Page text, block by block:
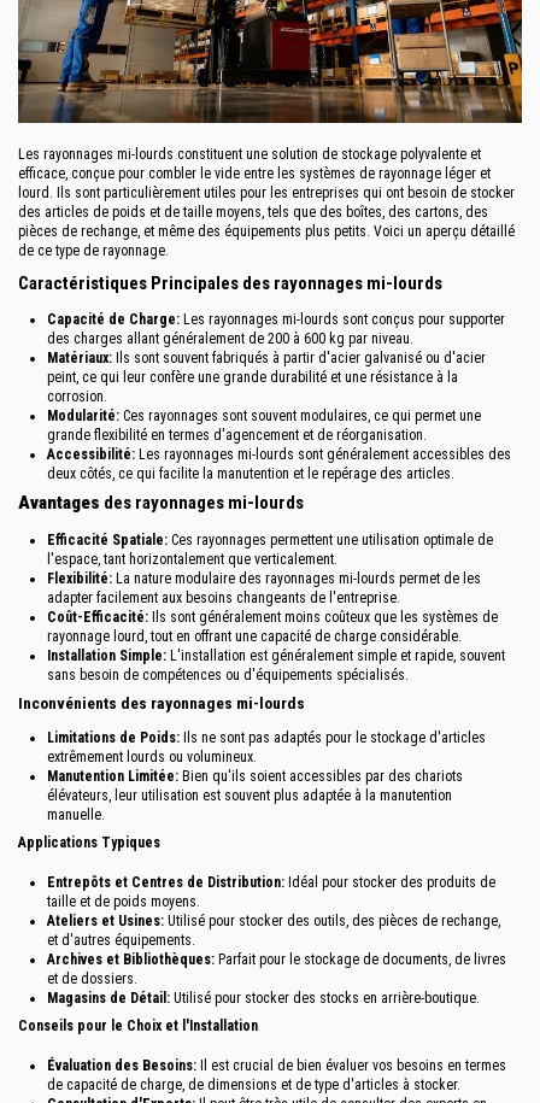
Les rayonnages mi-lourds constituent une solution de stockage polyvalente et
efficace, conçue pour combler le vide entre les systèmes de rayonnage léger et
lourd. Ils sont particulièrement utiles pour les entreprises qui ont besoin de stocker
des articles de poids et de taille moyens, tels que des boîtes, des cartons, des
pièces de rechange, et même des équipements plus petits. Voici un aperçu détaillé
de ce type de rayonnage.
Caractéristiques Principales des rayonnages mi-lourds
Capacité de Charge: Les rayonnages mi-lourds sont conçus pour supporter
des charges allant généralement de 200 à 600 kg par niveau.
Matériaux: Ils sont souvent fabriqués à partir d'acier galvanisé ou d'acier
peint, ce qui leur confère une grande durabilité et une résistance à la
corrosion.
Modularité: Ces rayonnages sont souvent modulaires, ce qui permet une
grande flexibilité en termes d'agencement et de réorganisation.
Accessibilité: Les rayonnages mi-lourds sont généralement accessibles des
deux côtés, ce qui facilite la manutention et le repérage des articles.
Avantages des rayonnages mi-lourds
Efficacité Spatiale: Ces rayonnages permettent une utilisation optimale de
l'espace, tant horizontalement que verticalement.
Flexibilité: La nature modulaire des rayonnages mi-lourds permet de les
adapter facilement aux besoins changeants de l'entreprise.
Coût-Efficacité: Ils sont généralement moins coûteux que les systèmes de
rayonnage lourd, tout en offrant une capacité de charge considérable.
Installation Simple: L'installation est généralement simple et rapide, souvent
sans besoin de compétences ou d'équipements spécialisés.
Inconvénients des rayonnages mi-lourds
Limitations de Poids: Ils ne sont pas adaptés pour le stockage d'articles
extrêmement lourds ou volumineux.
Manutention Limitée: Bien qu'ils soient accessibles par des chariots
élévateurs, leur utilisation est souvent plus adaptée à la manutention
manuelle.
Applications Typiques
Entrepôts et Centres de Distribution: Idéal pour stocker des produits de
taille et de poids moyens.
Ateliers et Usines: Utilisé pour stocker des outils, des pièces de rechange,
et d'autres équipements.
Archives et Bibliothèques: Parfait pour le stockage de documents, de livres
et de dossiers.
Magasins de Détail: Utilisé pour stocker des stocks en arrière-boutique.
Conseils pour le Choix et l'Installation
Évaluation des Besoins: Il est crucial de bien évaluer vos besoins en termes
de capacité de charge, de dimensions et de type d'articles à stocker.